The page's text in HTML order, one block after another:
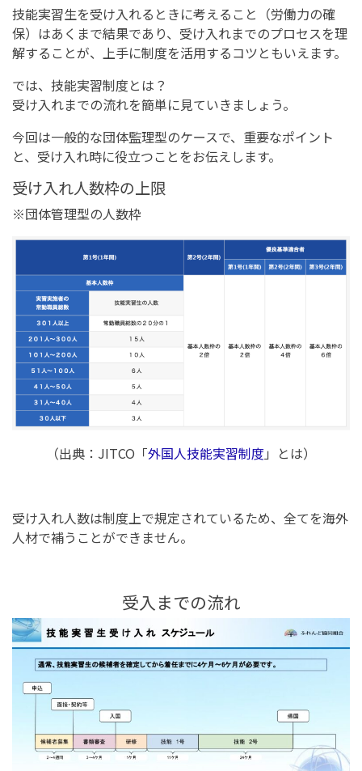
技能実習生を受け入れるときに考えること（労働力の確
保）はあくまで結果であり、受け入れまでのプロセスを理
解することが、上手に制度を活用するコツともいえます。
では、技能実習制度とは？
受け入れまでの流れを簡単に見ていきましょう。
今回は一般的な団体監理型のケースで、重要なポイント
と、受け入れ時に役立つことをお伝えします。
受け入れ人数枠の上限
※団体管理型の人数枠
（出典：JITCO「外国人技能実習制度 」とは）
受け入れ人数は制度上で規定されているため、全てを海外
人材で補うことができません。
受入までの流れ